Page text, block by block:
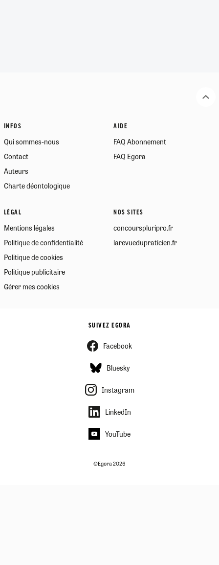
INFOS
Qui sommes-nous
Contact
Auteurs
Charte déontologique
AIDE
FAQ Abonnement
FAQ Egora
LÉGAL
Mentions légales
Politique de confidentialité
Politique de cookies
Politique publicitaire
Gérer mes cookies
NOS SITES
concourspluripro.fr
larevuedupraticien.fr
SUIVEZ EGORA
Facebook
Bluesky
Instagram
LinkedIn
YouTube
©Egora 2026